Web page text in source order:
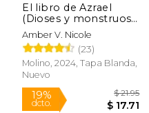
15%
dcto. $ 16.99
El libro de Azrael
(Dioses y monstruos
1)
Amber V. Nicole
(23)
Molino, 2024, Tapa Blanda,
Nuevo